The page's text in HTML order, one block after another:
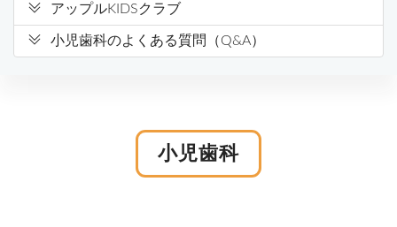
アップルKIDSクラブ
小児歯科のよくある質問（Q&A）
小児歯科